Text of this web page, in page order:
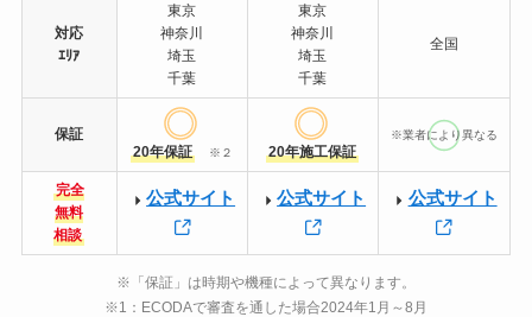
対応
ｴﾘｱ
東京
神奈川
埼玉
千葉
東京
神奈川
埼玉
千葉
全国
保証
20年保証
※２ 20年施工保証
※業者により異なる
完全
無料
相談
公式サイト 公式サイト 公式サイト
※「保証」は時期や機種によって異なります。
※1：ECODAで審査を通した場合2024年1月～8月